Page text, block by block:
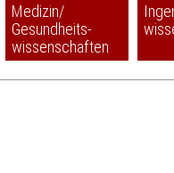
Medizin/
Gesundheits-
wissenschaften